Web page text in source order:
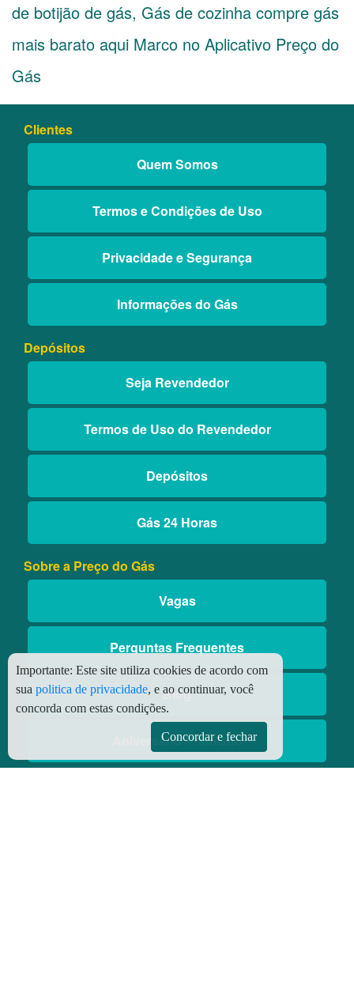
de botijão de gás, Gás de cozinha compre gás
mais barato aqui Marco no Aplicativo Preço do
Gás
Clientes
Quem Somos
Termos e Condições de Uso
Privacidade e Segurança
Informações do Gás
Depósitos
Seja Revendedor
Termos de Uso do Revendedor
Depósitos
Gás 24 Horas
Sobre a Preço do Gás
Vagas
Perguntas Frequentes
Blog
Aniversário Premiado
Importante: Este site utiliza cookies de acordo com
sua politica de privacidade, e ao continuar, você
concorda com estas condições.
Concordar e fechar